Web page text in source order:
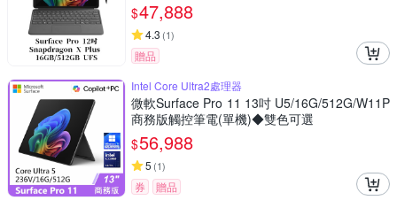
白金平板筆電EP2-27672
$47,888
4.3 (1)
贈品
Intel Core Ultra2處理器
微軟Surface Pro 11 13吋 U5/16G/512G/W11P
商務版觸控筆電(單機)◆雙色可選
$56,988
5 (1)
券
贈品